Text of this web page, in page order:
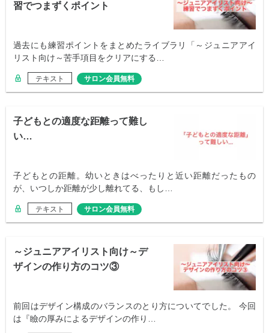
習でつまずくポイント
過去にも練習ポイントをまとめたライブラリ「～ジュニアアイ
リスト向け～苦手項目をクリアにする…
テキスト サロン会員無料
子どもとの適度な距離って難し
い…
子どもとの距離。幼いときはべったりと近い距離だったもの
が、いつしか距離が少し離れてる、もし…
テキスト サロン会員無料
～ジュニアアイリスト向け～デ
ザインの作り方のコツ③
前回はデザイン構成のバランスのとり方についてでした。 今回
は『瞼の厚みによるデザインの作り…